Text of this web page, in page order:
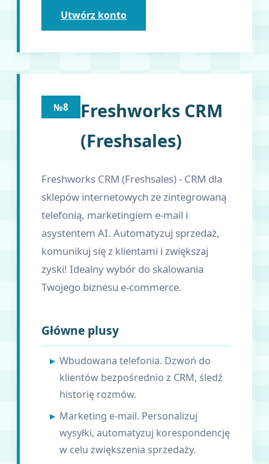
Utwórz konto
№8
Freshworks CRM
(Freshsales)
Freshworks CRM (Freshsales) - CRM dla
sklepów internetowych ze zintegrowaną
telefonią, marketingiem e-mail i
asystentem AI. Automatyzuj sprzedaż,
komunikuj się z klientami i zwiększaj
zyski! Idealny wybór do skalowania
Twojego biznesu e-commerce.
Główne plusy
Wbudowana telefonia. Dzwoń do
klientów bezpośrednio z CRM, śledź
historię rozmów.
Marketing e-mail. Personalizuj
wysyłki, automatyzuj korespondencję
w celu zwiększenia sprzedaży.